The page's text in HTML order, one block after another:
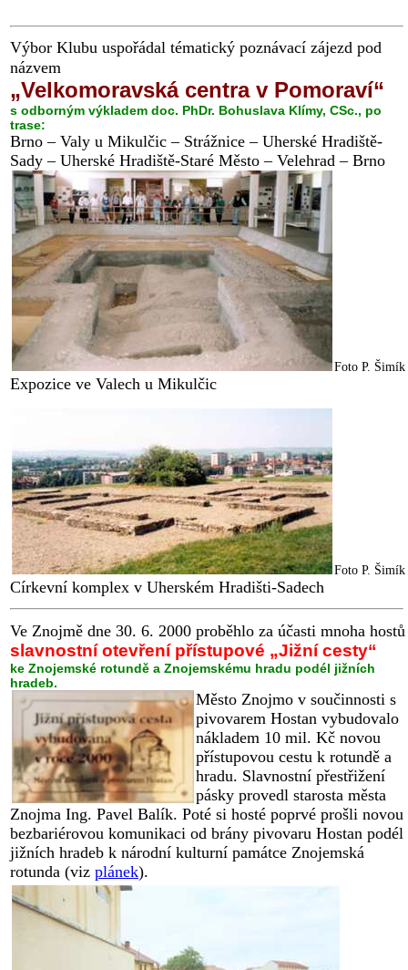
Výbor Klubu uspořádal tématický poznávací zájezd pod
názvem
„Velkomoravská centra v Pomoraví“
s odborným výkladem doc. PhDr. Bohuslava Klímy, CSc., po
trase:
Brno – Valy u Mikulčic – Strážnice – Uherské Hradiště-
Sady – Uherské Hradiště-Staré Město – Velehrad – Brno
Foto P. Šimík
Expozice ve Valech u Mikulčic
Foto P. Šimík
Církevní komplex v Uherském Hradišti-Sadech
Ve Znojmě dne 30. 6. 2000 proběhlo za účasti mnoha hostů
slavnostní otevření přístupové „Jižní cesty“
ke Znojemské rotundě a Znojemskému hradu podél jižních
hradeb.
Město Znojmo v součinnosti s
pivovarem Hostan vybudovalo
nákladem 10 mil. Kč novou
přístupovou cestu k rotundě a
hradu. Slavnostní přestřižení
pásky provedl starosta města
Znojma Ing. Pavel Balík. Poté si hosté poprvé prošli novou
bezbariérovou komunikaci od brány pivovaru Hostan podél
jižních hradeb k národní kulturní památce Znojemská
rotunda (viz plánek).